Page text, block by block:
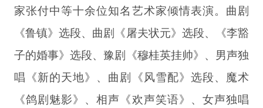
家张付中等十余位知名艺术家倾情表演。曲剧
《鲁镇》选段、曲剧《屠夫状元》选段、《李豁
子的婚事》选段、豫剧《穆桂英挂帅》、男声独
唱《新的天地》、曲剧《风雪配》选段、魔术
《鸽剧魅影》、相声《欢声笑语》、女声独唱